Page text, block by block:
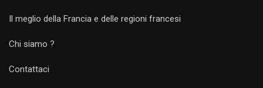
Il meglio della Francia e delle regioni francesi
Chi siamo ?
Contattaci